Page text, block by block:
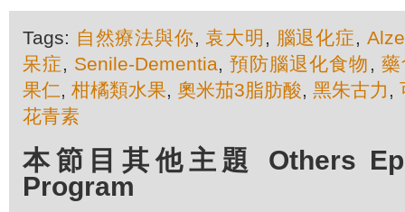
Tags: 自然療法與你,袁大明 , 腦退化症,
呆症, Senile-Dementia,預防腦退化食物 ,
果仁, 柑橘類水果, 奧米茄3脂肪酸, 黑朱古力 ,
花青素
本節目其他主題 Others
Program